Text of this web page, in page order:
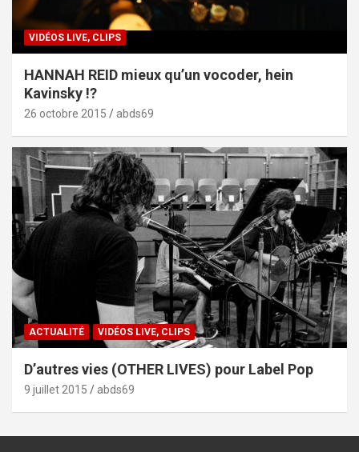
VIDÉOS LIVE, CLIPS
HANNAH REID mieux qu’un vocoder, hein
Kavinsky !?
26 octobre 2015 abds69
ACTUALITÉ VIDÉOS LIVE, CLIPS
D’autres vies (OTHER LIVES) pour Label Pop
9 juillet 2015 abds69